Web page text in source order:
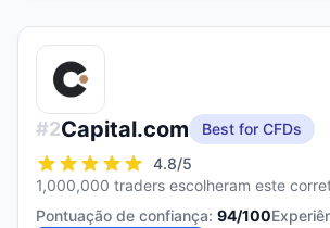
#2Capital.com
Best for CFDs
4.8/5
1,000,000 traders escolheram este
Pontuação de confiança: 94/100